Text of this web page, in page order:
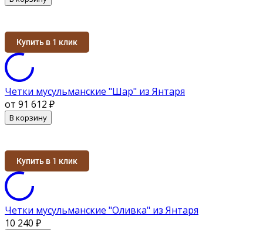
Купить в 1 клик
Четки мусульманские "Шар" из Янтаря
от 91 612 ₽
В корзину
Купить в 1 клик
Четки мусульманские "Оливка" из Янтаря
10 240 ₽